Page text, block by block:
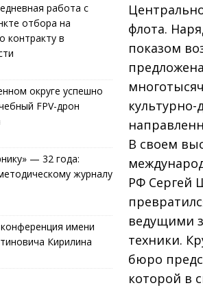
флота.
показом
В своем
РФ Сергей
ведущими
техники.
бюро
которой в
работа с
отбора на
контракту в
округе успешно
FPV-дрон
— 32 года:
журналу
имени
Кирилина